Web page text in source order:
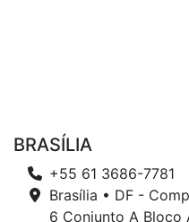
BRASÍLIA
+55 61 3686-7781
Brasília • DF -
6 Conjunto A Bloco